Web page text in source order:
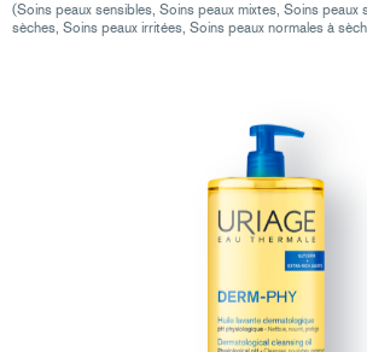
(Soins peaux sensibles, Soins peaux mixtes, Soins peaux
sèches, Soins peaux irritées, Soins peaux normales à